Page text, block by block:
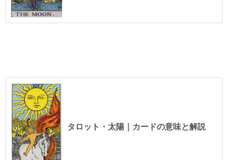
タロット・太陽｜カードの意味と解説